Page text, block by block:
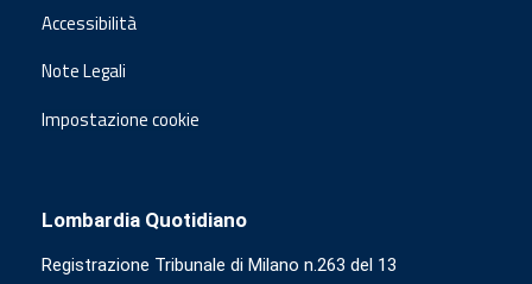
Accessibilità
Note Legali
Impostazione cookie
Lombardia Quotidiano
Registrazione Tribunale di Milano n.263 del 13